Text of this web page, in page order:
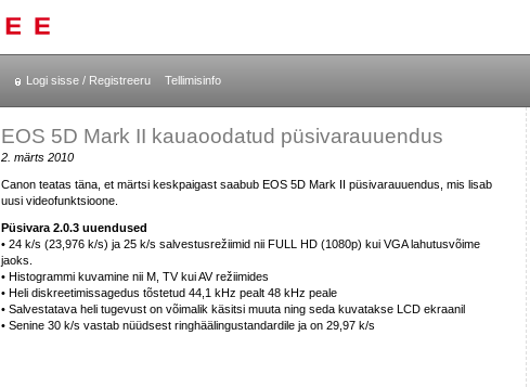
Logi sisse / Registreeru Tellimisinfo
EOS 5D Mark II kauaoodatud püsivarauuendus
2. märts 2010
Canon teatas täna, et märtsi keskpaigast saabub EOS 5D Mark II püsivarauuendus, mis lisab
uusi videofunktsioone.
Püsivara 2.0.3 uuendused
• 24 k/s (23,976 k/s) ja 25 k/s salvestusrežiimid nii FULL HD (1080p) kui VGA lahutusvõime
jaoks.
• Histogrammi kuvamine nii M, TV kui AV režiimides
• Heli diskreetimissagedus tõstetud 44,1 kHz pealt 48 kHz peale
• Salvestatava heli tugevust on võimalik käsitsi muuta ning seda kuvatakse LCD ekraanil
• Senine 30 k/s vastab nüüdsest ringhäälingustandardile ja on 29,97 k/s